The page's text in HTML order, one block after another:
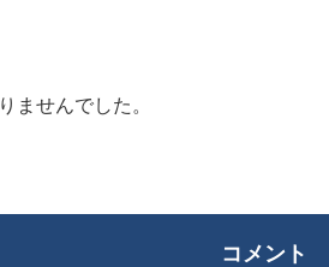
ませんでした。
コメント